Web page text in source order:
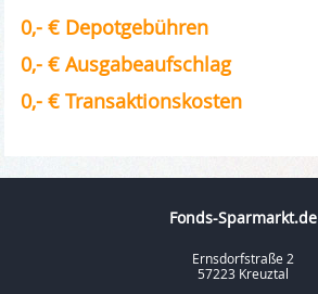
0,- € Depotgebühren
0,- € Ausgabeaufschlag
0,- € Transaktionskosten
Fonds-Sparmarkt.de
Ernsdorfstraße 2
57223 Kreuztal